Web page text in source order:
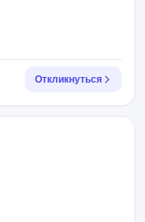
Откликнуться